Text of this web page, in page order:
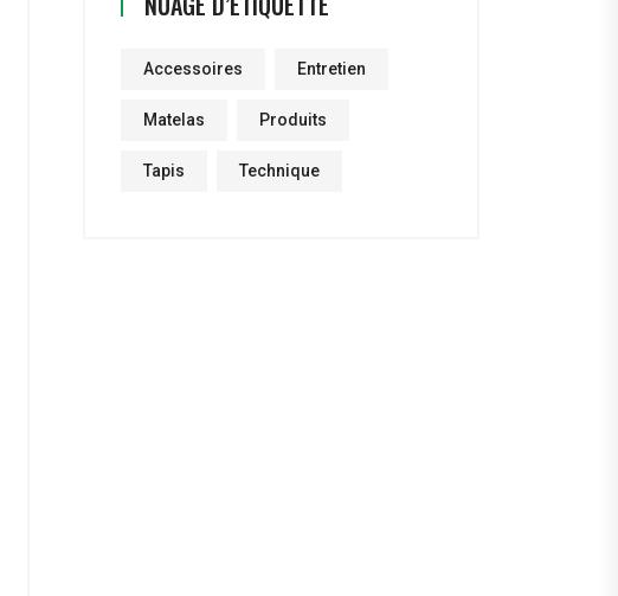
Accessoires Entretien
Matelas Produits
Tapis Technique